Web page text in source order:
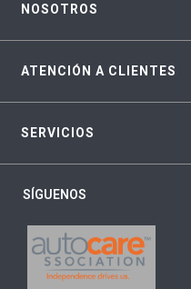
NOSOTROS
ATENCIÓN A CLIENTES
SERVICIOS
SÍGUENOS